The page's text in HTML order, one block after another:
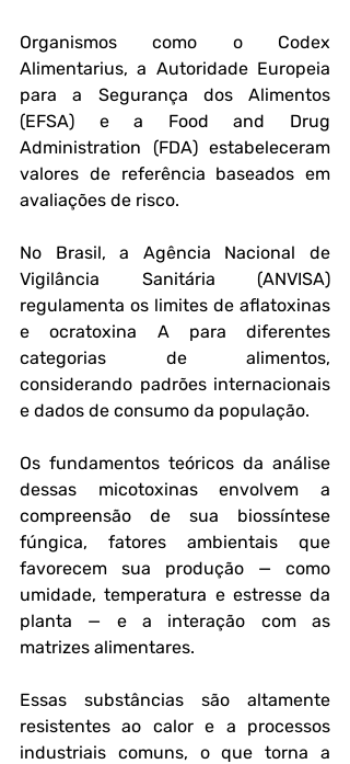
Organismos como o Codex
Alimentarius, a Autoridade Europeia
para a Segurança dos Alimentos
(EFSA) e a Food and Drug
Administration (FDA) estabeleceram
valores de referência baseados em
avaliações de risco.
No Brasil, a Agência Nacional de
Vigilância Sanitária (ANVISA)
regulamenta os limites de aflatoxinas
e ocratoxina A para diferentes
categorias de alimentos,
considerando padrões internacionais
e dados de consumo da população.
Os fundamentos teóricos da análise
dessas micotoxinas envolvem a
compreensão de sua biossíntese
fúngica, fatores ambientais que
favorecem sua produção — como
umidade, temperatura e estresse da
planta — e a interação com as
matrizes alimentares.
Essas substâncias são altamente
resistentes ao calor e a processos
industriais comuns, o que torna a